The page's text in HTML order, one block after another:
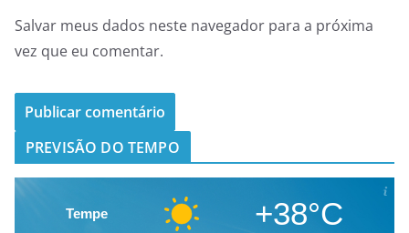
Salvar meus dados neste navegador para a próxima
vez que eu comentar.
PREVISÃO DO TEMPO
Tempe +38°C